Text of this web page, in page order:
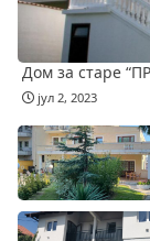
Дом за старе
јул 2, 2023